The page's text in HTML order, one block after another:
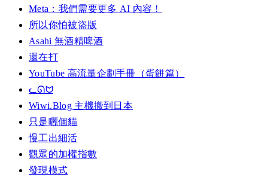
Meta：我們需要更多 AI 內容！
所以你怕被盜版
Asahi 無酒精啤酒
還在打
YouTube 高流量企劃手冊（蛋餅篇）
ᓚᘏᗢ
Wiwi.Blog 主機搬到日本
只是曬個貓
慢工出細活
觀眾的加權指數
發現模式